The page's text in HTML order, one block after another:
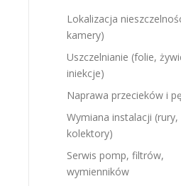
Lokalizacja
kamery)
Uszczelnianie (folie,
iniekcje)
Naprawa przecieków i
Wymiana instalacji
kolektory)
Serwis pomp, filtrów,
wymienników